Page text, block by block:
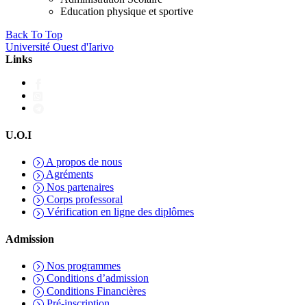
Education physique et sportive
Back To Top
Université Ouest d'Iarivo
Links
U.O.I
A propos de nous
Agréments
Nos partenaires
Corps professoral
Vérification en ligne des diplômes
Admission
Nos programmes
Conditions d’admission
Conditions Financières